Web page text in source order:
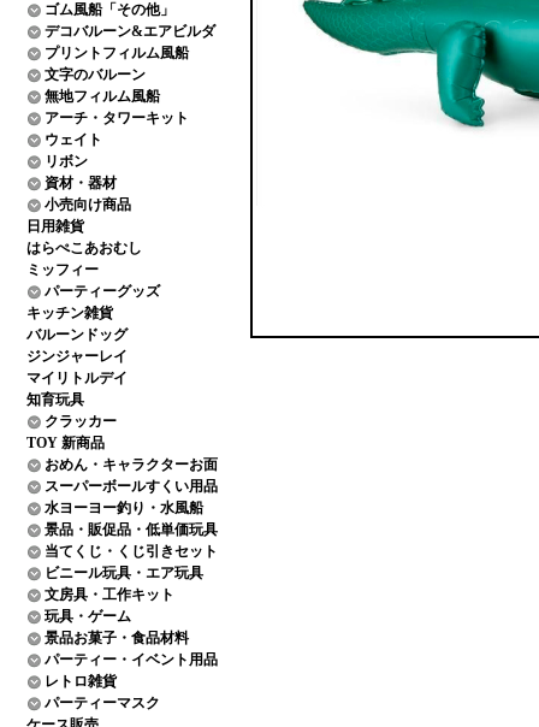
ゴム風船「その他」
デコバルーン&エアビルダ
プリントフィルム風船
文字のバルーン
無地フィルム風船
アーチ・タワーキット
ウェイト
リボン
資材・器材
小売向け商品
日用雑貨
はらぺこあおむし
ミッフィー
パーティーグッズ
キッチン雑貨
バルーンドッグ
ジンジャーレイ
マイリトルデイ
知育玩具
クラッカー
TOY 新商品
おめん・キャラクターお面
スーパーボールすくい用品
水ヨーヨー釣り・水風船
景品・販促品・低単価玩具
当てくじ・くじ引きセット
ビニール玩具・エア玩具
文房具・工作キット
玩具・ゲーム
景品お菓子・食品材料
パーティー・イベント用品
レトロ雑貨
パーティーマスク